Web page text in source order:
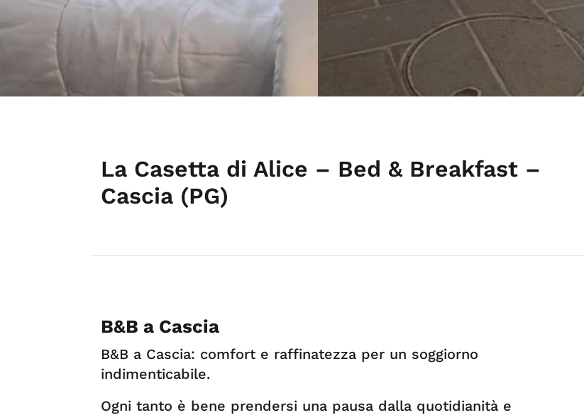
La Casetta di Alice – Bed & Breakfast –
Cascia (PG)
B&B a Cascia
B&B a Cascia: comfort e raffinatezza per un soggiorno
indimenticabile.
Ogni tanto è bene prendersi una pausa dalla quotidianità e